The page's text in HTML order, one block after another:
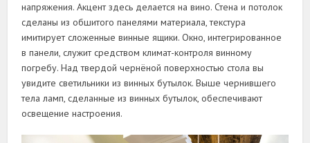
напряжения. Акцент здесь делается на вино. Стена и потолок
сделаны из обшитого панелями материала, текстура
имитирует сложенные винные ящики. Окно, интегрированное
в панели, служит средством климат-контроля винному
погребу. Над твердой чернёной поверхностью стола вы
увидите светильники из винных бутылок. Выше чернившего
тела ламп, сделанные из винных бутылок, обеспечивают
освещение настроения.